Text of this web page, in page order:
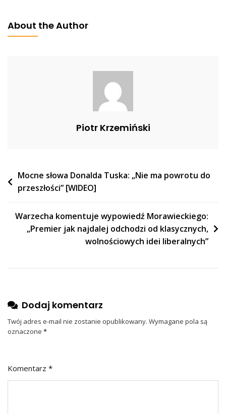
About the Author
Piotr Krzemiński
Nawigacja
wpisu
Mocne słowa Donalda Tuska: „Nie ma powrotu do
przeszłości” [WIDEO]
Warzecha komentuje wypowiedź Morawieckiego:
„Premier jak najdalej odchodzi od klasycznych,
wolnościowych idei liberalnych”
Dodaj komentarz
Twój adres e-mail nie zostanie opublikowany. Wymagane pola są
oznaczone *
Komentarz *